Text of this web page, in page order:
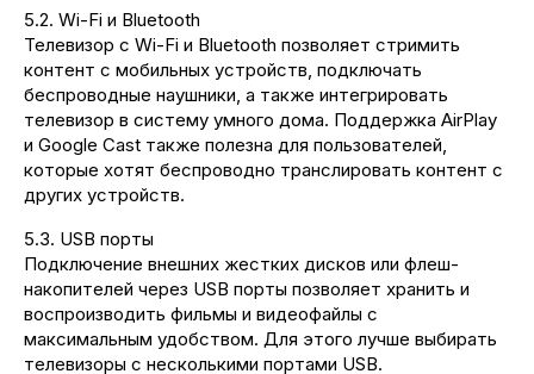
5.2. Wi-Fi и Bluetooth
Телевизор с Wi-Fi и Bluetooth позволяет стримить
контент с мобильных устройств, подключать
беспроводные наушники, а также интегрировать
телевизор в систему умного дома. Поддержка AirPlay
и Google Cast также полезна для пользователей,
которые хотят беспроводно транслировать контент с
других устройств.
5.3. USB порты
Подключение внешних жестких дисков или флеш-
накопителей через USB порты позволяет хранить и
воспроизводить фильмы и видеофайлы с
максимальным удобством. Для этого лучше выбирать
телевизоры с несколькими портами USB.